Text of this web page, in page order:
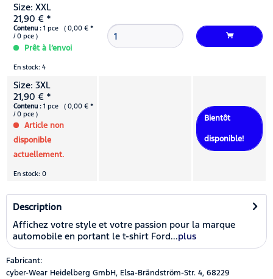
Size: XXL
21,90 € *
Contenu : 1 pce ( 0,00 € *
/ 0 pce )
Prêt à l’envoi
En stock: 4
Size: 3XL
21,90 € *
Contenu : 1 pce ( 0,00 € *
/ 0 pce )
Article non
disponible
actuellement.
En stock: 0
Bientôt
disponible!
Description
Affichez votre style et votre passion pour la marque
automobile en portant le t-shirt Ford...plus
Fabricant:
cyber-Wear Heidelberg GmbH, Elsa-Brändström-Str. 4, 68229